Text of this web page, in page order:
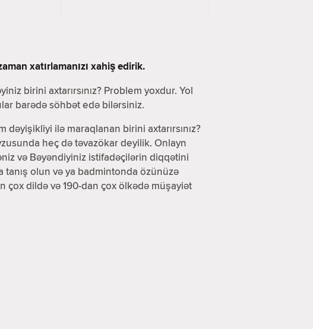
xatırlamanızı xahiş edirik.
birini axtarırsınız? Problem yoxdur. Yol
barədə söhbət edə bilərsiniz.
ilə maraqlanan birini axtarırsınız?
heç də təvazökar deyilik. Onlayn
və Bəyəndiyiniz istifadəçilərin diqqətini
olun və ya badmintonda özünüzə
çox dildə və 190-dan çox ölkədə müşayiət